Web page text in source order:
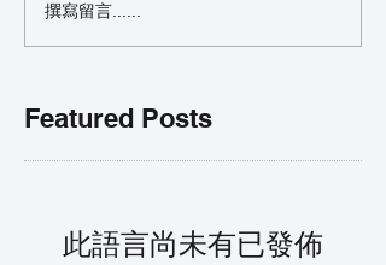
撰寫留言......
Featured Posts
此語言尚未有已發佈